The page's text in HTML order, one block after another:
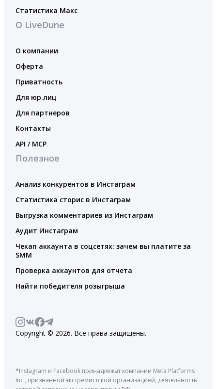
Статистика Макс
О LiveDune
О компании
Оферта
Приватность
Для юр.лиц
Для партнеров
Контакты
API / MCP
Полезное
Анализ конкурентов в Инстаграм
Статистика сторис в Инстаграм
Выгрузка комментариев из Инстаграм
Аудит Инстаграм
Чекап аккаунта в соцсетях: зачем вы платите за
SMM
Проверка аккаунтов для отчета
Найти победителя розыгрыша
Copyright © 2026. Все права защищены.
*Instagram и Facebook принадлежат компании Meta Platforms
Inc., признанной экстремистской организацией, деятельность